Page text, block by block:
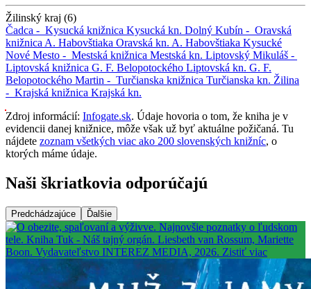
Žilinský kraj (6)
Čadca - Kysucká knižnica Kysucká kn. Dolný Kubín - Oravská
knižnica A. Habovštiaka Oravská kn. A. Habovštiaka Kysucké
Nové Mesto - Mestská knižnica Mestská kn. Liptovský Mikuláš -
Liptovská knižnica G. F. Belopotockého Liptovská kn. G. F.
Belopotockého Martin - Turčianska knižnica Turčianska kn. Žilina
- Krajská knižnica Krajská kn.
Zdroj informácií: Infogate.sk. Údaje hovoria o tom, že kniha je v
evidencii danej knižnice, môže však už byť aktuálne požičaná. Tu
nájdete zoznam všetkých viac ako 200 slovenských knižníc, o
ktorých máme údaje.
Naši škriatkovia odporúčajú
Predchádzajúce Ďalšie